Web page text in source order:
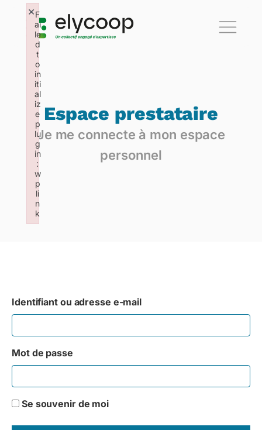
Espace prestataire
Je me connecte à mon espace
personnel
Identifiant ou adresse e-mail
Mot de passe
Se souvenir de moi
F
ai
le
d
t
o
in
iti
al
iz
e
p
lu
g
in
:
w
p
li
n
k
×
Failed to initialize plugin: wplink